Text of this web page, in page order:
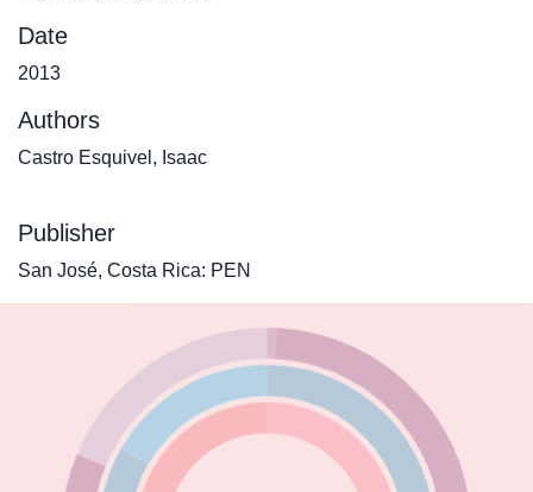
Date
2013
Authors
Castro Esquivel, Isaac
Publisher
San José, Costa Rica: PEN